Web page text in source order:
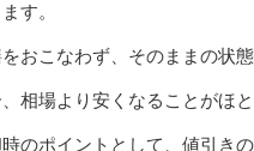
す。
おこなわず、そのままの状
相場より安くなることがほと
のポイントとして、値引き